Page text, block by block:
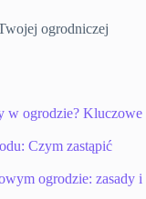
ogrodniczej
w ogrodzie? Kluczowe
Czym zastąpić
ogrodzie: zasady i